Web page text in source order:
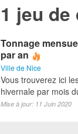
1 jeu
Tonnage
par an
Ville de Nice
Vous trouverez ici
hivernale par mois
Mise à jour: 11 Juin 2020